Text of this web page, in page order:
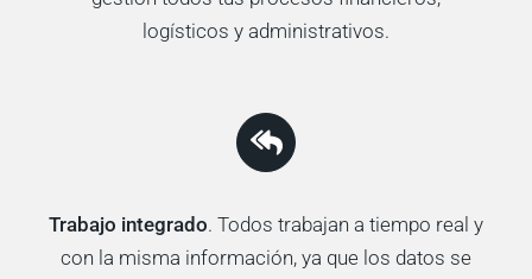
logísticos y administrativos.
Trabajo integrado. Todos trabajan a tiempo real y
con la misma información, ya que los datos se